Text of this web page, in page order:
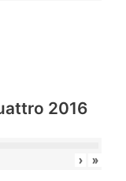
2016
› »